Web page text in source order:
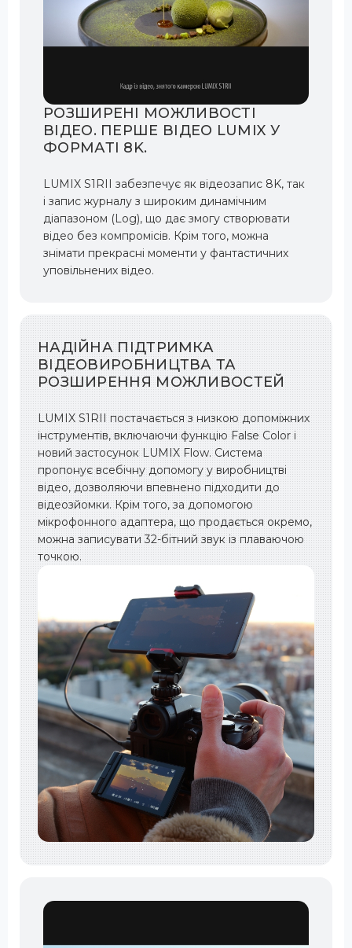
РОЗШИРЕНІ МОЖЛИВОСТІ
ВІДЕО. ПЕРШЕ ВІДЕО LUMIX У
ФОРМАТІ 8K.
LUMIX S1RII забезпечує як відеозапис 8K, так
і запис журналу з широким динамічним
діапазоном (Log), що дає змогу створювати
відео без компромісів. Крім того, можна
знімати прекрасні моменти у фантастичних
уповільнених відео.
НАДІЙНА ПІДТРИМКА
ВІДЕОВИРОБНИЦТВА ТА
РОЗШИРЕННЯ МОЖЛИВОСТЕЙ
LUMIX S1RII постачається з низкою допоміжних
інструментів, включаючи функцію False Color і
новий застосунок LUMIX Flow. Система
пропонує всебічну допомогу у виробництві
відео, дозволяючи впевнено підходити до
відеозйомки. Крім того, за допомогою
мікрофонного адаптера, що продається окремо,
можна записувати 32-бітний звук із плаваючою
точкою.